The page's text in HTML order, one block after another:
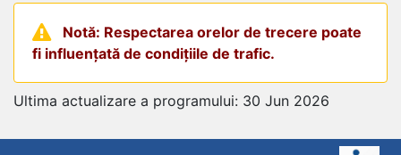
Notă: Respectarea orelor de trecere poate
fi influențată de condițiile de trafic.
Ultima actualizare a programului: 30 Jun 2026